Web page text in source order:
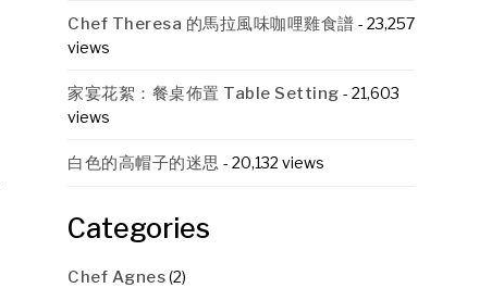
Chef Theresa 的馬拉風味咖哩雞食譜 - 23,257
views
家宴花絮：餐桌佈置 Table Setting - 21,603
views
白色的高帽子的迷思 - 20,132 views
Categories
Chef Agnes(2)